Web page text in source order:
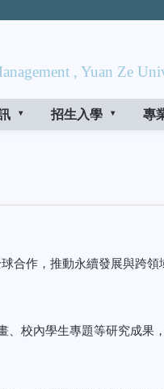
, Yuan Ze
招生入學 專
合作，推動永續發展與跨領
校內學生專題等研究成果